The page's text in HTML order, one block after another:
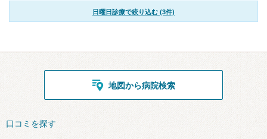
日曜日診療で絞り込む (3件)
地図から病院検索
口コミを探す